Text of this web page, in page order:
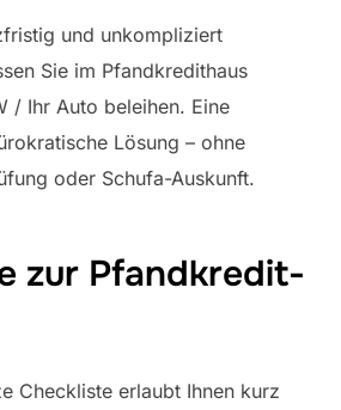
und unkompliziert
Sie im Pfandkredithaus
/ Ihr Auto beleihen. Eine
Lösung – ohne
oder Schufa-Auskunft.
zur Pfandkredit-
Checkliste erlaubt Ihnen kurz